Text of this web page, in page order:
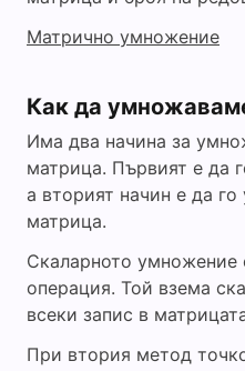
Матрично умножение
Как да
Има два начина за
матрица. Първият е да
а вторият начин е да
матрица.
Скаларното умножение
операция. Той взема
всеки запис в
При втория метод